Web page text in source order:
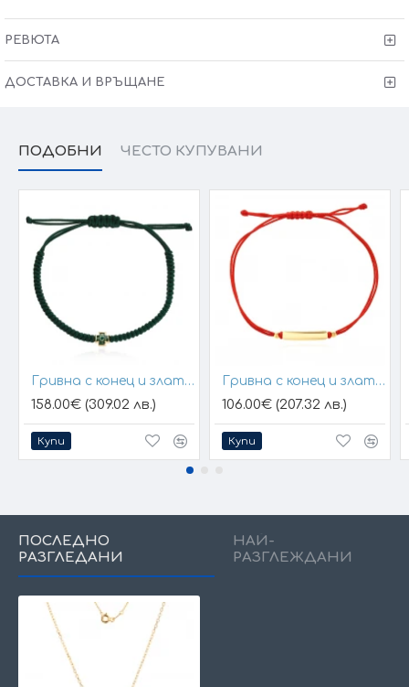
Сертификат за качество и произход !
Гаранция от
6 месеца + тест и преглед !
Kрайната цена и теглото може да варират тъй като
РЕВЮТА
ДОСТАВКА И ВРЪЩАНЕ
ПОДОБНИ ЧЕСТО КУПУВАНИ
Гривна с конец и златен елемент кръст
158.00€ (309.02 лв.)
Купи
Гривна с конец и златна плочка за гравиране
106.00€ (207.32 лв.)
Купи
ПОСЛЕДНО
РАЗГЛЕДАНИ
НАЙ-
РАЗГЛЕЖДАНИ